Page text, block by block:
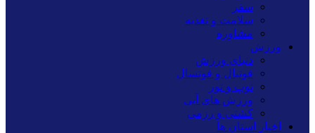
سفر
سلامت و تغذیه
مشاوره
ورزش
دنیای ورزش
فوتبال و فوتسال
توپ و تور
ورزش های آبی
کشتی و رزمی
اخبار استان ها